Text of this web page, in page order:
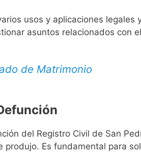
usos y aplicaciones
asuntos relacionados con
de Matrimonio
del Registro Civil de San
produjo. Es fundamental para